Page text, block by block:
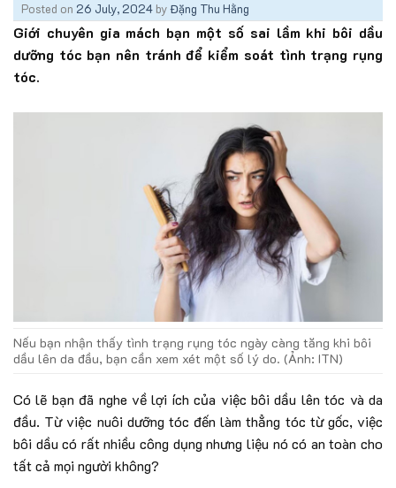
Posted on 26 July, 2024 byĐặng Thu Hằng
Giới chuyên gia mách bạn một số sai lầm khi bôi dầu
dưỡng tóc bạn nên tránh để kiểm soát tình trạng rụng
tóc.
Nếu bạn nhận thấy tình trạng rụng tóc ngày càng tăng khi bôi
dầu lên da đầu, bạn cần xem xét một số lý do. (Ảnh: ITN)
Có lẽ bạn đã nghe về lợi ích của việc bôi dầu lên tóc và da
đầu. Từ việc nuôi dưỡng tóc đến làm thẳng tóc từ gốc, việc
bôi dầu có rất nhiều công dụng nhưng liệu nó có an toàn cho
tất cả mọi người không?